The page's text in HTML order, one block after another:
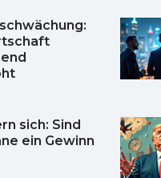
sich: Sind
ein Gewinn